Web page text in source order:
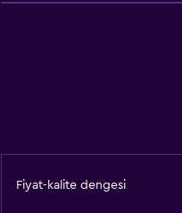
HavluFiyat-kalite dengesi